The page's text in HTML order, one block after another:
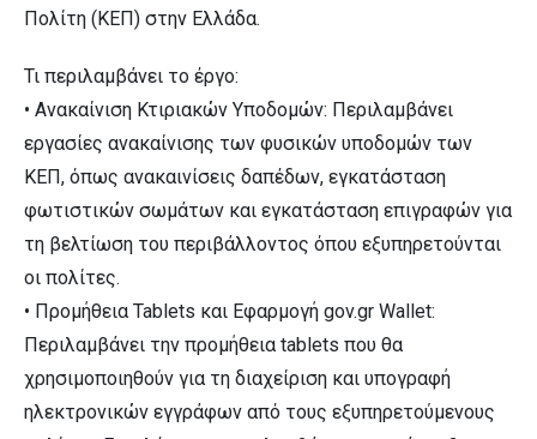
Πολίτη (ΚΕΠ) στην Ελλάδα.
Τι περιλαμβάνει το έργο:
• Ανακαίνιση Κτιριακών Υποδομών: Περιλαμβάνει
εργασίες ανακαίνισης των φυσικών υποδομών των
ΚΕΠ, όπως ανακαινίσεις δαπέδων, εγκατάσταση
φωτιστικών σωμάτων και εγκατάσταση επιγραφών για
τη βελτίωση του περιβάλλοντος όπου εξυπηρετούνται
οι πολίτες.
• Προμήθεια Tablets και Εφαρμογή gov.gr Wallet:
Περιλαμβάνει την προμήθεια tablets που θα
χρησιμοποιηθούν για τη διαχείριση και υπογραφή
ηλεκτρονικών εγγράφων από τους εξυπηρετούμενους